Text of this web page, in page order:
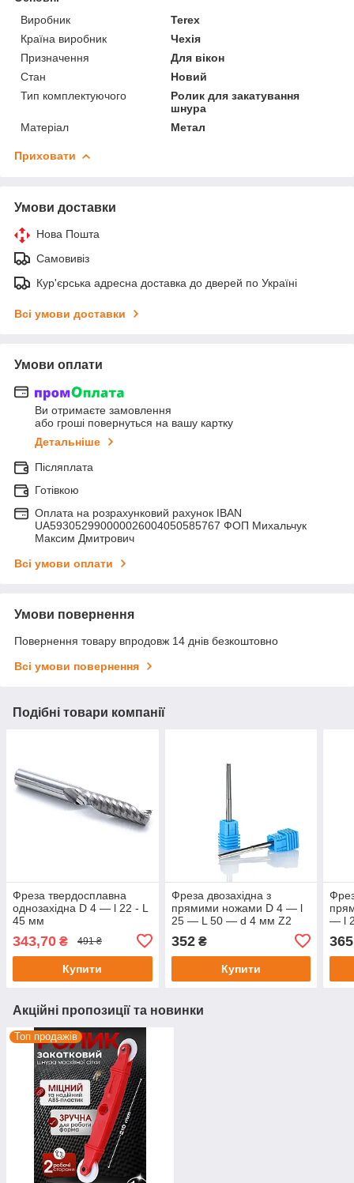
Виробник
Terex
Країна виробник
Чехія
Призначення
Для вікон
Стан
Новий
Тип комплектуючого
Ролик для закатування
шнура
Матеріал
Метал
Приховати
Умови доставки
Нова Пошта
Самовивіз
Кур'єрська адресна доставка до дверей по Україні
Всі умови доставки
Умови оплати
Ви отримаєте замовлення
або гроші повернуться на вашу картку
Детальніше
Післяплата
Готівкою
Оплата на розрахунковий рахунок IBAN
UA593052990000026004050585767 ФОП Михальчук
Максим Дмитрович
Всі умови оплати
Умови повернення
Повернення товару впродовж 14 днів безкоштовно
Всі умови повернення
Подібні товари компанії
Фреза твердосплавна
однозахідна D 4 — l 22 - L
45 мм
343,70 ₴ 491 ₴
Купити
Фреза двозахідна з
прямими ножами D 4 — l
25 — L 50 — d 4 мм Z2
352₴
Купити
— l
Акційні пропозиції та новинки
Топ продажів